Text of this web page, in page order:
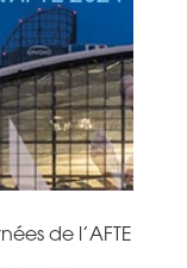
de l’AFTE